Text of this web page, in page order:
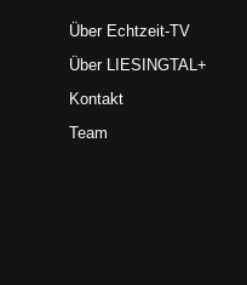
Über Echtzeit-TV
Über LIESINGTAL+
Kontakt
Team